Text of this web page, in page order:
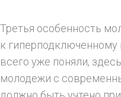
Третья особенность
к
всего уже поняли,
молодежи с